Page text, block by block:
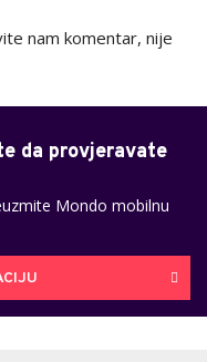
nam komentar, nije
da provjeravate
Mondo mobilnu